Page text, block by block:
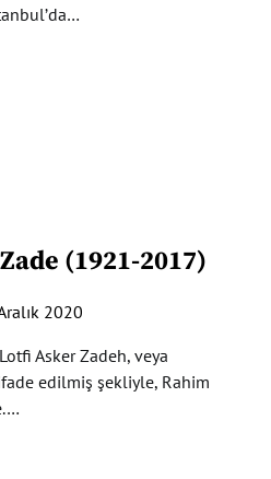
(1921-2017)
2020
Asker Zadeh, veya
edilmiş şekliyle, Rahim